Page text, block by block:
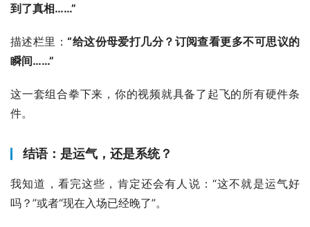
到了真相……”
描述栏里：“给这份母爱打几分？订阅查看更多不可思议的
瞬间……”
这一套组合拳下来，你的视频就具备了起飞的所有硬件条
件。
结语：是运气，还是系统？
我知道，看完这些，肯定还会有人说：“这不就是运气好
吗？”或者“现在入场已经晚了”。